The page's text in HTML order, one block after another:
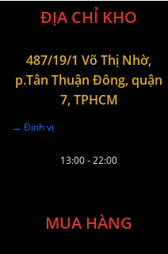
ĐỊA CHỈ KHO
487/19/1 Võ Thị Nhờ,
p.Tân Thuận Đông, quận
7, TPHCM
→ Định vị
13:00 - 22:00
MUA HÀNG